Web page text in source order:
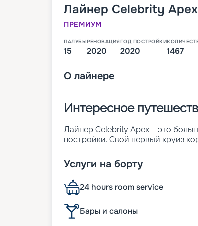
Лайнер Celebrity Apex
ПРЕМИУМ
ПАЛУБЫ
15
РЕНОВАЦИЯ
2020
ГОД ПОСТРОЙКИ
2020 1467
О лайнере
Интересное
Лайнер Celebrity Apex – это
постройки. Свой первый круиз
проведения досуга. Судно также
лаунджей, а также 2 эксклюзивных
Условия размещения
Когда вы мечтаете о
Услуги на борту
24 hours room service
Бары и салоны